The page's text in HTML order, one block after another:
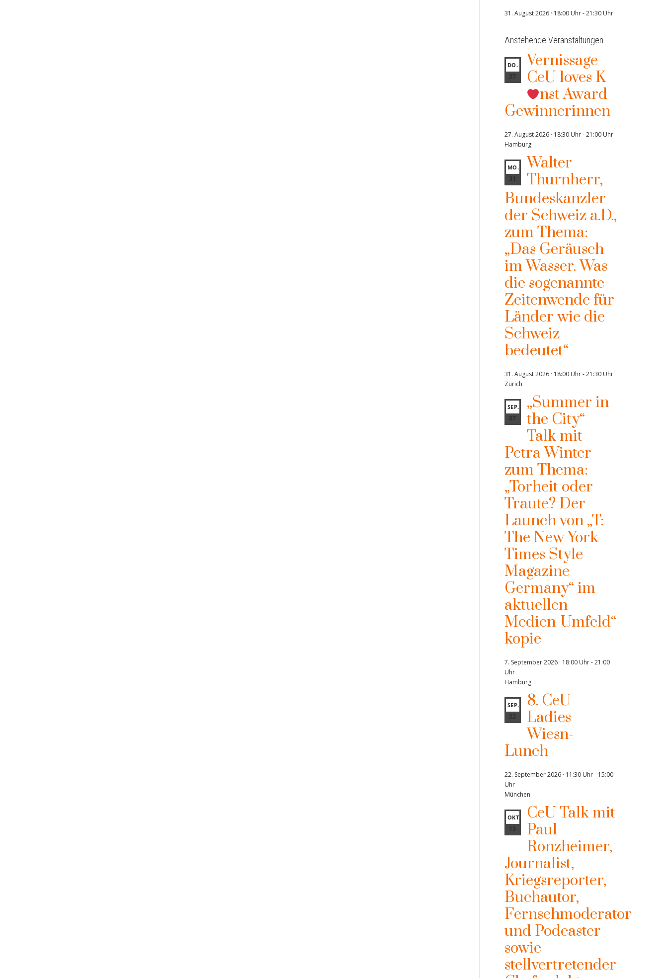
31. August 2026 · 18:00 Uhr-21:30 Uhr
Anstehende Veranstaltungen
DO.
27
Vernissage
CeU loves K
nst Award
Gewinnerinnen
27. August 2026 · 18:30 Uhr-21:00 Uhr
Hamburg
MO.
31
Walter
Thurnherr,
Bundeskanzler
der Schweiz a.D.,
zum Thema:
„Das Geräusch
im Wasser. Was
die sogenannte
Zeitenwende für
Länder wie die
Schweiz
bedeutet“
31. August 2026 · 18:00 Uhr-21:30 Uhr
Zürich
SEP.
07
„Summer in
the City“
Talk mit
Petra Winter
zum Thema:
„Torheit oder
Traute? Der
Launch von „T:
The New York
Times Style
Magazine
Germany“ im
aktuellen
Medien-Umfeld“
kopie
7. September 2026 · 18:00 Uhr-21:00
Uhr
Hamburg
SEP.
22
8. CeU
Ladies
Wiesn-
Lunch
22. September 2026 · 11:30 Uhr- 15:00
Uhr
München
OKT.
13
CeU Talk mit
Paul
Ronzheimer,
Journalist,
Kriegsreporter,
Buchautor,
Fernsehmoderator
und Podcaster
sowie
stellvertretender